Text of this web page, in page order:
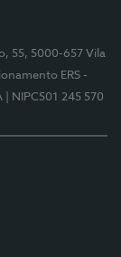
55, 5000-657 Vila
ERS -
| NIPC501 245 570